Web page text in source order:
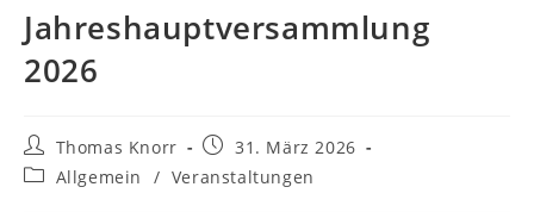
Jahreshauptversammlung
2026
Beitrags-
Autor:
Thomas Knorr
Beitrag
veröffentlicht:
31. März 2026
Beitrags-
Allgemein / Veranstaltungen